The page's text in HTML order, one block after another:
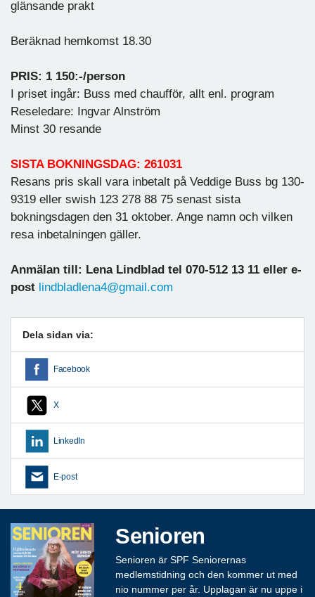
glänsande prakt
Beräknad hemkomst 18.30
PRIS: 1 150:-/person
I priset ingår: Buss med chaufför, allt enl. program
Reseledare: Ingvar Alnström
Minst 30 resande
SISTA BOKNINGSDAG: 261031
Resans pris skall vara inbetalt på Veddige Buss bg 130-
9319 eller swish 123 278 88 75 senast sista
bokningsdagen den 31 oktober. Ange namn och vilken
resa inbetalningen gäller.
Anmälan till: Lena Lindblad tel 070-512 13 11 eller e-
post lindbladlena4@gmail.com
Dela sidan via:
Facebook
X
LinkedIn
E-post
Senioren
Senioren är SPF Seniorernas
medlemstidning och den kommer ut med
nio nummer per år. Upplagan är nu uppe i